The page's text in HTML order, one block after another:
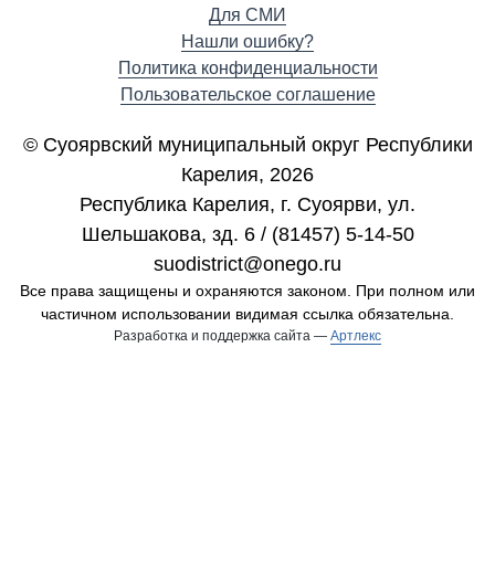
Для СМИ
Нашли ошибку?
Политика конфиденциальности
Пользовательское соглашение
© Суоярвский муниципальный округ Республики
Карелия, 2026
Республика Карелия, г. Cуоярви, ул.
Шельшакова, зд. 6 / (81457) 5-14-50
suodistrict@onego.ru
Все права защищены и охраняются законом. При полном или
частичном использовании видимая ссылка обязательна.
Разработка и поддержка сайта — Артлекс